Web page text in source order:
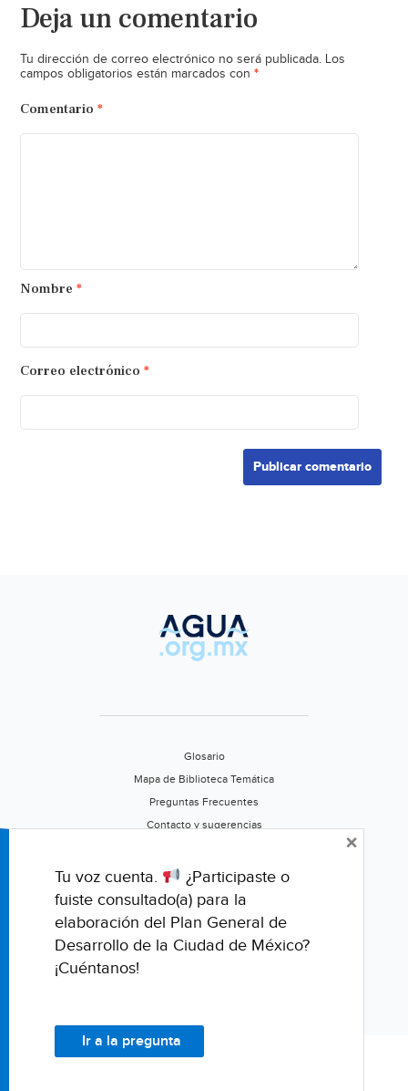
Deja un comentario
Tu dirección de correo electrónico no será publicada. Los
campos obligatorios están marcados con *
Comentario *
Nombre *
Correo electrónico *
Glosario
Mapa de Biblioteca Temática
Preguntas Frecuentes
Contacto y sugerencias
Califica este portal
Tu voz cuenta.
¿Participaste o
fuiste consultado(a) para la
elaboración del Plan General de
Desarrollo de la Ciudad de México?
¡Cuéntanos!
Ir a la pregunta
×